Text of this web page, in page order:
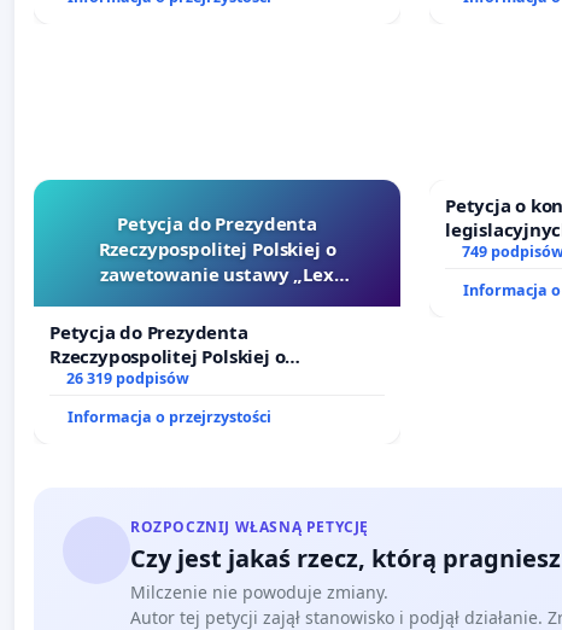
Petycja do Prezydenta
Rzeczypospolitej Polskiej o
zawetowanie ustawy „Lex
Petycja do Prezydenta
Rzeczypospolitej Polskiej o
zawetowanie ustawy „Lex Szarlatan”
26 319 podpisów
Informacja o przejrzystości
Petycja o
prawa
749
Informacja
ROZPOCZNIJ WŁASNĄ PETYCJĘ
Czy jest jakaś rzecz, którą
Milczenie nie powoduje zmiany.
Autor tej petycji zajął stanowisko i podjął działanie.